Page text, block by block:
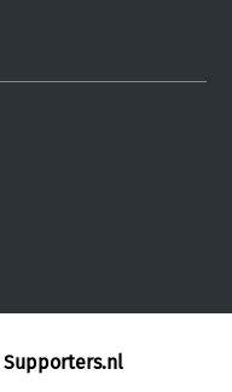
Supporters.nl